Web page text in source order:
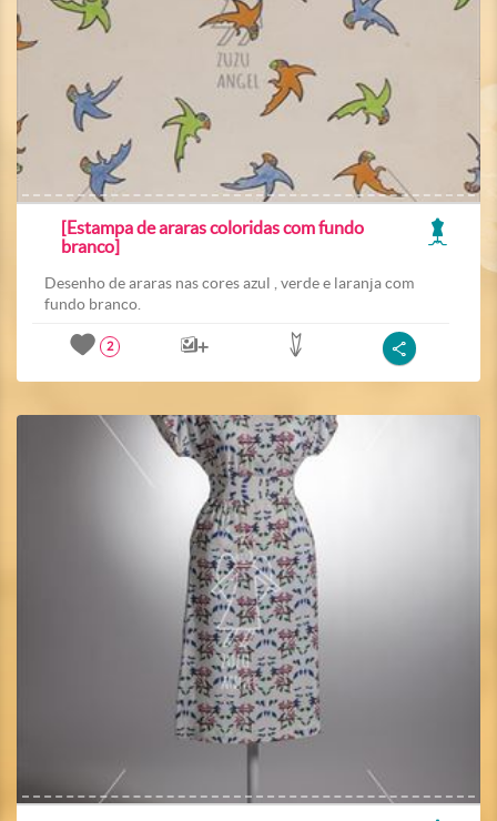
[Estampa de araras coloridas com fundo
branco]
Desenho de araras nas cores azul , verde e laranja com
fundo branco.
2